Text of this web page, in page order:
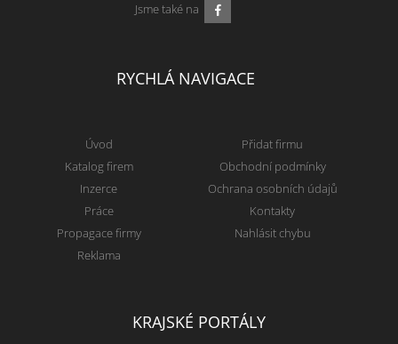
Jsme také na
RYCHLÁ NAVIGACE
Úvod
Katalog firem
Inzerce
Práce
Propagace firmy
Reklama
Přidat firmu
Obchodní podmínky
Ochrana osobních údajů
Kontakty
Nahlásit chybu
KRAJSKÉ PORTÁLY